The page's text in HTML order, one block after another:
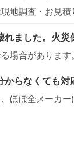
地調査・お見
れました。火災
場合がありま
からなくても対
ほぼ全メーカ